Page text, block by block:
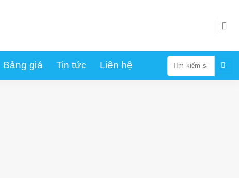
Bảng giá Tin tức Liên hệ
Tìm
kiếm: